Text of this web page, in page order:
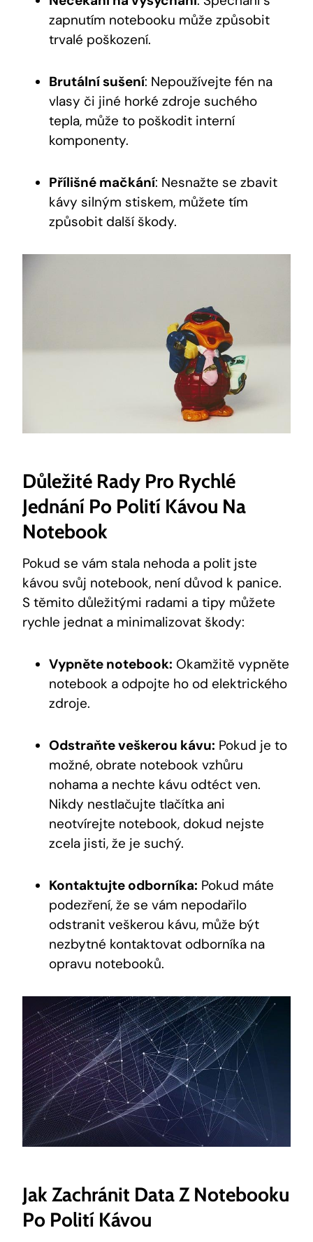
zapnutím notebooku může způsobit
trvalé poškození.
Brutální sušení: Nepoužívejte fén na
vlasy či jiné horké zdroje suchého
tepla, může to poškodit interní
komponenty.
Přílišné mačkání: Nesnažte se zbavit
kávy silným stiskem, můžete tím
způsobit další škody.
Důležité Rady Pro Rychlé
Jednání Po Polití Kávou Na
Notebook
Pokud se vám stala nehoda a polit jste
kávou svůj notebook, není důvod k panice.
S těmito důležitými radami a tipy můžete
rychle jednat a minimalizovat škody:
Vypněte notebook: Okamžitě vypněte
notebook a odpojte ho od elektrického
zdroje.
Odstraňte veškerou kávu: Pokud je to
možné, obrate notebook vzhůru
nohama a nechte kávu odtéct ven.
Nikdy nestlačujte tlačítka ani
neotvírejte notebook, dokud nejste
zcela jisti, že je suchý.
Kontaktujte odborníka: Pokud máte
podezření, že se vám nepodařilo
odstranit veškerou kávu, může být
nezbytné kontaktovat odborníka na
opravu notebooků.
Jak Zachránit Data Z Notebooku
Po Polití Kávou